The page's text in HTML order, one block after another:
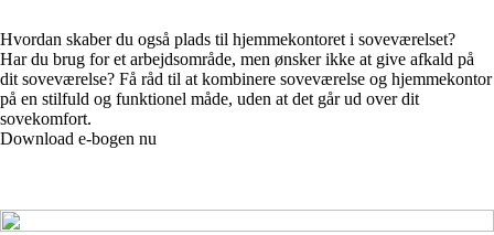
Hvordan skaber du også plads til hjemmekontoret i soveværelset?
Har du brug for et arbejdsområde, men ønsker ikke at give afkald på
dit soveværelse? Få råd til at kombinere soveværelse og hjemmekontor
på en stilfuld og funktionel måde, uden at det går ud over dit
sovekomfort.
Download e-bogen nu